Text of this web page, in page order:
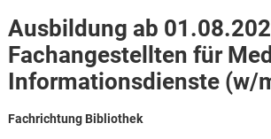
Ausbildung ab
Fachangestellten für
Informationsdienste (w/
Fachrichtung Bibliothek